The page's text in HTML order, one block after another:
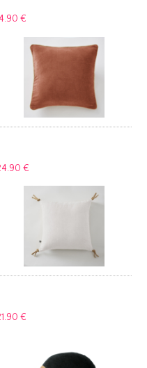
90 €
90 €
90 €